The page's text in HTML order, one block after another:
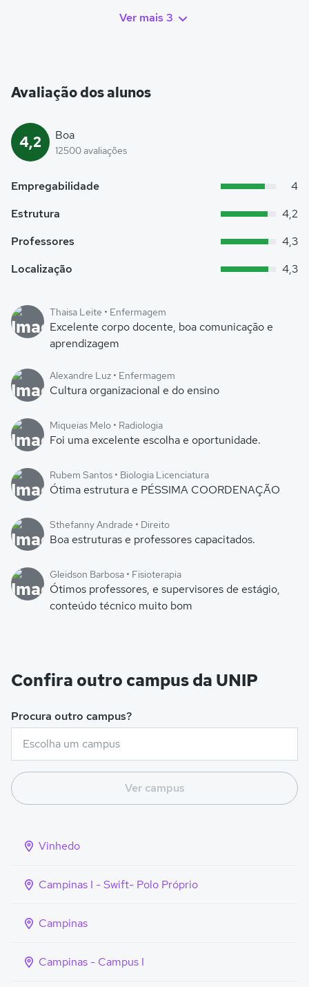
Ver mais 3
Avaliação dos alunos
4,2 Boa
12500 avaliações
Empregabilidade
4
Estrutura
4,2
Professores
4,3
Localização
4,3
Thaisa Leite • Enfermagem
Excelente corpo docente, boa comunicação e
aprendizagem
Alexandre Luz • Enfermagem
Cultura organizacional e do ensino
Miqueias Melo • Radiologia
Foi uma excelente escolha e oportunidade.
Rubem Santos • Biologia Licenciatura
Ótima estrutura e PÉSSIMA COORDENAÇÃO
Sthefanny Andrade • Direito
Boa estruturas e professores capacitados.
Gleidson Barbosa • Fisioterapia
Ótimos professores, e supervisores de estágio,
conteúdo técnico muito bom
Confira outro campus da UNIP
Procura outro campus?
Ver campus
Vinhedo
Campinas I - Swift- Polo Próprio
Campinas
Campinas - Campus I